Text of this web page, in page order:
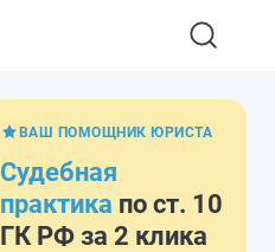
ВАШ ПОМОЩНИК ЮРИСТА
Судебная
практика по ст. 10
ГК РФ за 2 клика